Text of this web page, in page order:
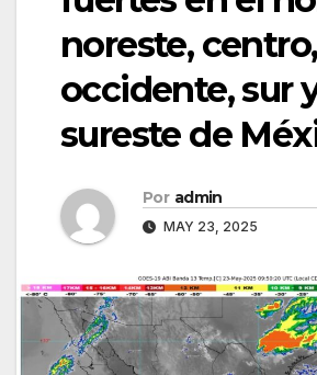
noreste, centro,
occidente, sur
sureste de
Por admin
MAY 23, 2025